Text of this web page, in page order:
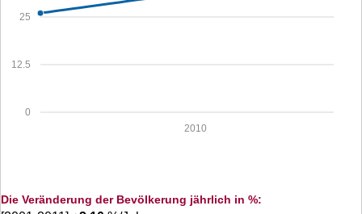
0
12.5
25
2010
Die Veränderung der Bevölkerung jährlich in %: